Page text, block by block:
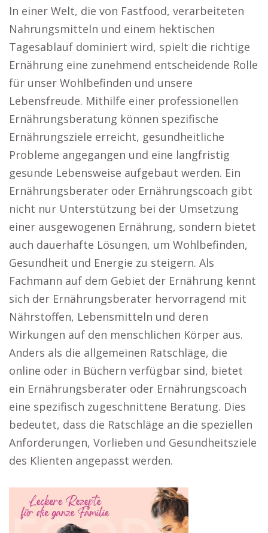
In einer Welt, die von Fastfood, verarbeiteten
Nahrungsmitteln und einem hektischen
Tagesablauf dominiert wird, spielt die richtige
Ernährung eine zunehmend entscheidende Rolle
für unser Wohlbefinden und unsere
Lebensfreude. Mithilfe einer professionellen
Ernährungsberatung können spezifische
Ernährungsziele erreicht, gesundheitliche
Probleme angegangen und eine langfristig
gesunde Lebensweise aufgebaut werden. Ein
Ernährungsberater oder Ernährungscoach gibt
nicht nur Unterstützung bei der Umsetzung
einer ausgewogenen Ernährung, sondern bietet
auch dauerhafte Lösungen, um Wohlbefinden,
Gesundheit und Energie zu steigern. Als
Fachmann auf dem Gebiet der Ernährung kennt
sich der Ernährungsberater hervorragend mit
Nährstoffen, Lebensmitteln und deren
Wirkungen auf den menschlichen Körper aus.
Anders als die allgemeinen Ratschläge, die
online oder in Büchern verfügbar sind, bietet
ein Ernährungsberater oder Ernährungscoach
eine spezifisch zugeschnittene Beratung. Dies
bedeutet, dass die Ratschläge an die speziellen
Anforderungen, Vorlieben und Gesundheitsziele
des Klienten angepasst werden.